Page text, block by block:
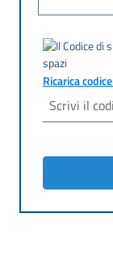
Ricarica codice